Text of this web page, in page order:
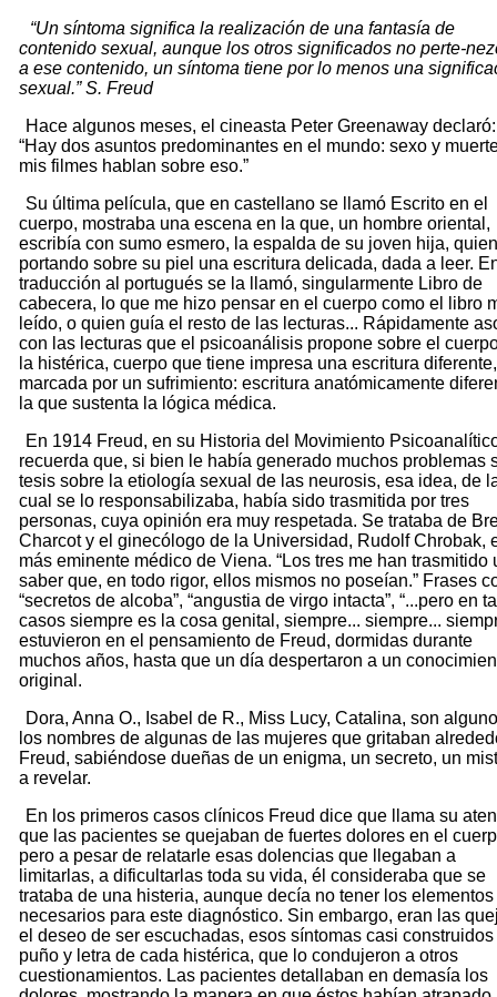
“Un síntoma significa la realización de una fantasía de
contenido sexual, aunque los otros significados no perte-
a ese contenido, un síntoma tiene por lo menos una
sexual.” S. Freud
Hace algunos meses, el cineasta Peter Greenaway declaró:
“Hay dos asuntos predominantes en el mundo: sexo y
mis filmes hablan sobre eso.”
Su última película, que en castellano se llamó Escrito en el
cuerpo, mostraba una escena en la que, un hombre oriental,
escribía con sumo esmero, la espalda de su joven hija,
portando sobre su piel una escritura delicada, dada a leer.
traducción al portugués se la llamó, singularmente Libro de
cabecera, lo que me hizo pensar en el cuerpo como el libro
leído, o quien guía el resto de las lecturas... Rápidamente
con las lecturas que el psicoanálisis propone sobre el
la histérica, cuerpo que tiene impresa una escritura diferente,
marcada por un sufrimiento: escritura anatómicamente
la que sustenta la lógica médica.
En 1914 Freud, en su Historia del Movimiento
recuerda que, si bien le había generado muchos problemas
tesis sobre la etiología sexual de las neurosis, esa idea, de
cual se lo responsabilizaba, había sido trasmitida por tres
personas, cuya opinión era muy respetada. Se trataba de
Charcot y el ginecólogo de la Universidad, Rudolf Chrobak,
más eminente médico de Viena. “Los tres me han trasmitido
saber que, en todo rigor, ellos mismos no poseían.” Frases
“secretos de alcoba”, “angustia de virgo intacta”, “...pero en
casos siempre es la cosa genital, siempre... siempre...
estuvieron en el pensamiento de Freud, dormidas durante
muchos años, hasta que un día despertaron a un
original.
Dora, Anna O., Isabel de R., Miss Lucy, Catalina, son
los nombres de algunas de las mujeres que gritaban
Freud, sabiéndose dueñas de un enigma, un secreto, un
a revelar.
En los primeros casos clínicos Freud dice que llama su
que las pacientes se quejaban de fuertes dolores en el
pero a pesar de relatarle esas dolencias que llegaban a
limitarlas, a dificultarlas toda su vida, él consideraba que se
trataba de una histeria, aunque decía no tener los elementos
necesarios para este diagnóstico. Sin embargo, eran las
el deseo de ser escuchadas, esos síntomas casi construidos
puño y letra de cada histérica, que lo condujeron a otros
cuestionamientos. Las pacientes detallaban en demasía los